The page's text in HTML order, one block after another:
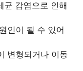
균 감염으로 인해
인이 될 수 있어
변형되거나 이동